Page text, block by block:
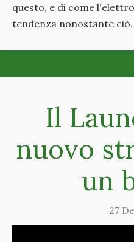
questo, e di come
tendenza nonostante ciò.
Il
nuovo
un
27